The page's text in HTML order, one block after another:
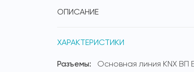
ОПИСАНИЕ
ХАРАКТЕРИСТИКИ
Разъемы:
Основная линия KNX ВП